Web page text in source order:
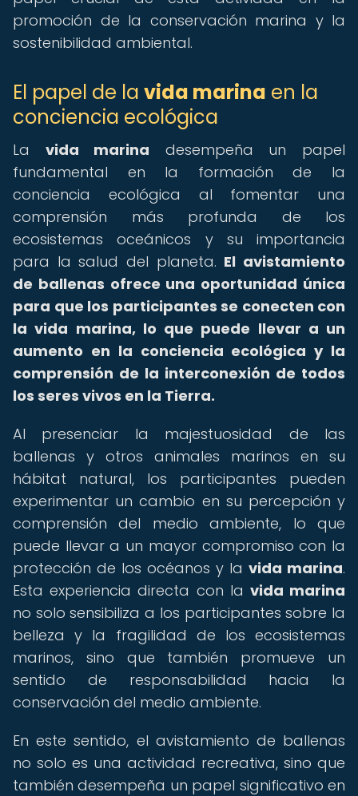
promoción de la conservación marina y la
sostenibilidad ambiental.
El papel de la vida marina en la
conciencia ecológica
La vida marina desempeña un papel
fundamental en la formación de la
conciencia ecológica al fomentar una
comprensión más profunda de los
ecosistemas oceánicos y su importancia
para la salud del planeta. El avistamiento
de ballenas ofrece una oportunidad única
para que los participantes se conecten con
la vida marina, lo que puede llevar a un
aumento en la conciencia ecológica y la
comprensión de la interconexión de todos
los seres vivos en la Tierra.
Al presenciar la majestuosidad de las
ballenas y otros animales marinos en su
hábitat natural, los participantes pueden
experimentar un cambio en su percepción y
comprensión del medio ambiente, lo que
puede llevar a un mayor compromiso con la
protección de los océanos y la vida marina.
Esta experiencia directa con la vida marina
no solo sensibiliza a los participantes sobre la
belleza y la fragilidad de los ecosistemas
marinos, sino que también promueve un
sentido de responsabilidad hacia la
conservación del medio ambiente.
En este sentido, el avistamiento de ballenas
no solo es una actividad recreativa, sino que
también desempeña un papel significativo en